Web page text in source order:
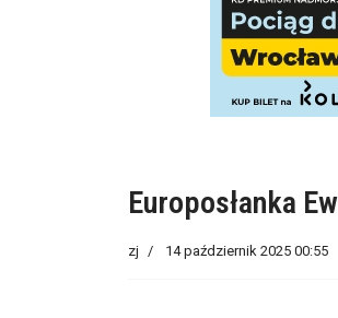
Europosłanka
zj 14 październik 2025 00:55